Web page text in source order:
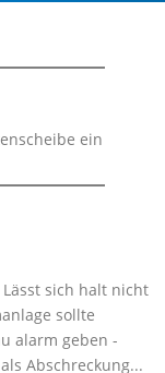
ein
sich halt nicht
sollte
alarm geben -
Abschreckung...